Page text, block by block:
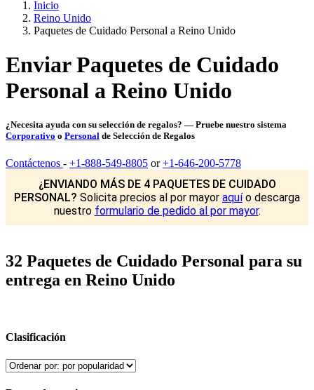
Inicio
Reino Unido
Paquetes de Cuidado Personal a Reino Unido
Enviar Paquetes de Cuidado
Personal a Reino Unido
¿Necesita ayuda con su selección de regalos? — Pruebe nuestro sistema
Corporativo o Personal de Selección de Regalos
Contáctenos - +1-888-549-8805 or+1-646-200-5778
¿ENVIANDO MÁS DE 4 PAQUETES DE CUIDADO
PERSONAL? Solicita precios al por mayor aquío descarga
nuestro formulario de pedido al por mayor.
32 Paquetes de Cuidado Personal para su
entrega en Reino Unido
Clasificación